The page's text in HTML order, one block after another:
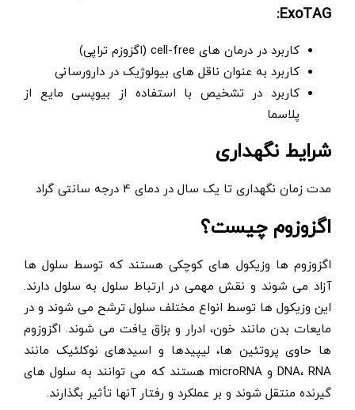
ExoTAG
:
کاربرد در درمان های cell-free (اگزوزم تراپی)
کاربرد به عنوان ناقل های بیولوژیک در دارورسانی
کاربرد در تشخیص با استفاده از بیوپسی مایع از
پلاسما
شرایط نگهداری
مدت زمان نگهداری تا یک سال در دمای 4 درجه سانتی گراد
اگزوزوم چیست؟
اگزوزوم ها وزیکول های کوچکی هستند که توسط سلول ها
آزاد می شوند و نقش مهمی در ارتباط سلول به سلول دارند.
این وزیکول ها توسط انواع مختلف سلول ترشح می شوند و در
مایعات بدن مانند خون، ادرار و بزاق یافت می شوند. اگزوزوم
ها حاوی پروتئین ها، لیپیدها و اسیدهای نوکلئیک مانند
DNA، RNA و microRNA هستند که می توانند به سلول های
گیرنده منتقل شوند و بر عملکرد و رفتار آنها تأثیر بگذارند.